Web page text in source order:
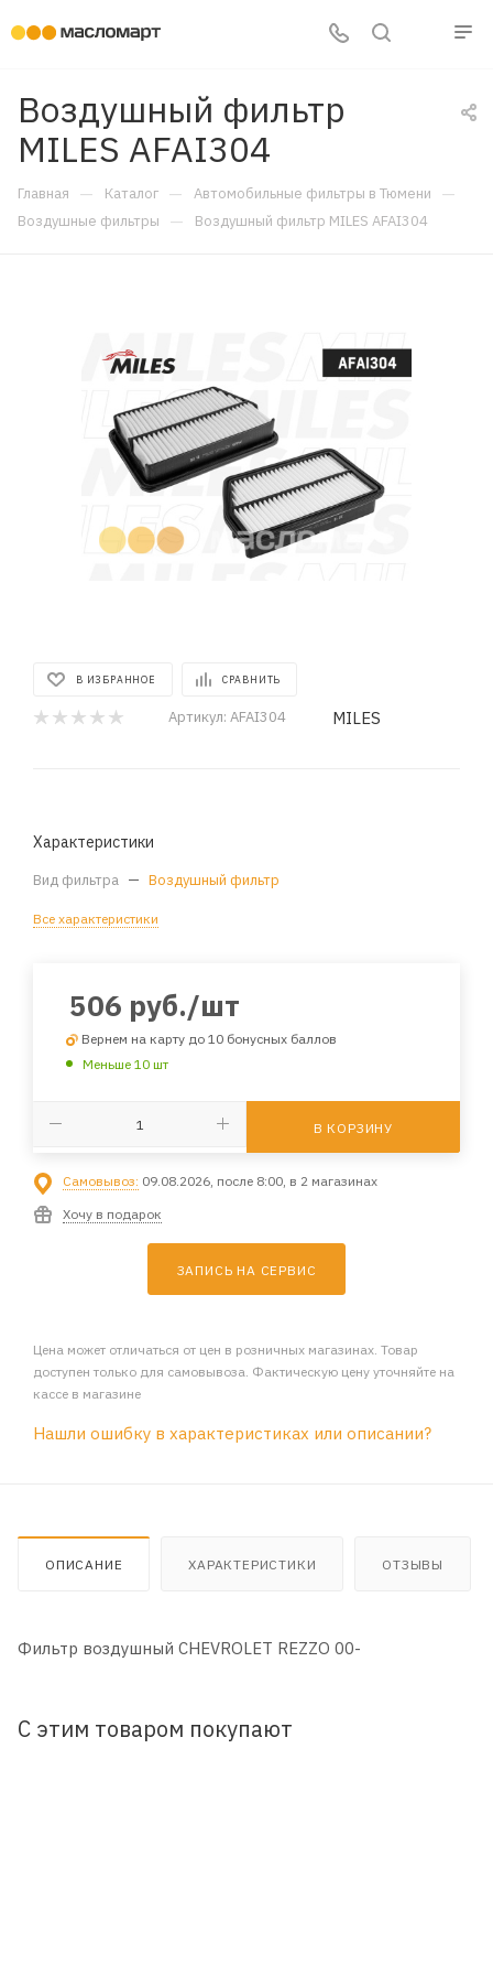
Воздушный фильтр
MILES AFAI304
Главная — Каталог — Автомобильные фильтры в Тюмени —
Воздушные фильтры — Воздушный фильтр MILES AFAI304
В ИЗБРАННОЕ СРАВНИТЬ
Артикул: AFAI304 MILES
Характеристики
Вид фильтра — Воздушный фильтр
Все характеристики
506 руб./шт
Вернем на карту до 10 бонусных баллов
Меньше 10 шт
В КОРЗИНУ
Самовывоз: 09.08.2026, после 8:00, в 2 магазинах
Хочу в подарок
ЗАПИСЬ НА СЕРВИС
Цена может отличаться от цен в розничных магазинах. Товар
доступен только для самовывоза. Фактическую цену уточняйте на
кассе в магазине
Нашли ошибку в характеристиках или описании?
ОПИСАНИЕ ХАРАКТЕРИСТИКИ ОТЗЫВЫ
Фильтр воздушный CHEVROLET REZZO 00-
С этим товаром покупают